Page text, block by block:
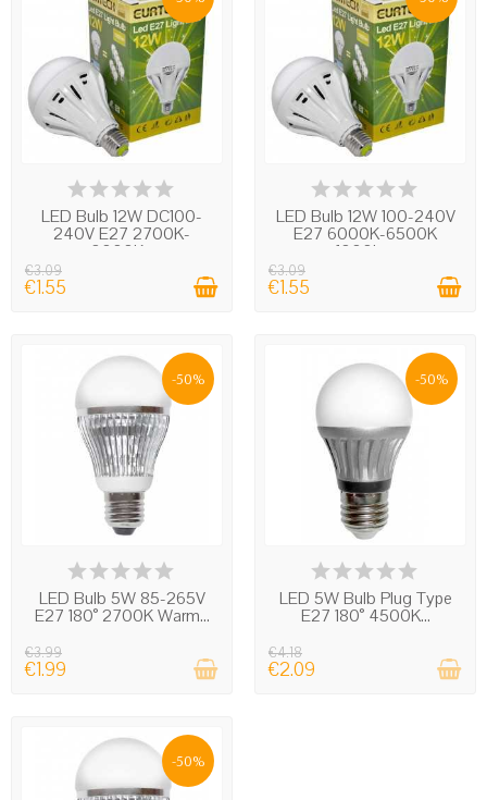
IN STOCK
LED Bulb 12W DC100-
240V E27 2700K-
3000K...
€3.09
€1.55
IN STOCK
LED Bulb 12W 100-240V
E27 6000K-6500K
1000Lm
€3.09
€1.55
-50%
IN STOCK
LED Bulb 5W 85-265V
E27 180° 2700K Warm...
€3.99
€1.99
-50%
IN STOCK
LED 5W Bulb Plug Type
E27 180° 4500K...
€4.18
€2.09
-50%